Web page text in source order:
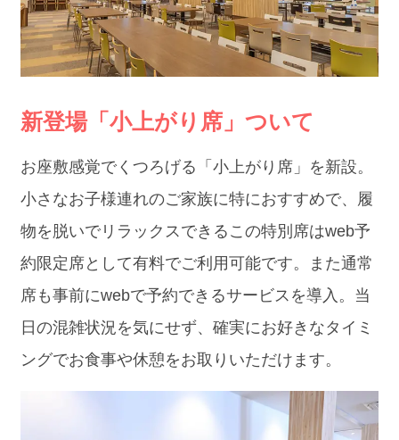
新登場「小上がり席」ついて
お座敷感覚でくつろげる「小上がり席」を新設。
小さなお子様連れのご家族に特におすすめで、履
物を脱いでリラックスできるこの特別席はweb予
約限定席として有料でご利用可能です。また通常
席も事前にwebで予約できるサービスを導入。当
日の混雑状況を気にせず、確実にお好きなタイミ
ングでお食事や休憩をお取りいただけます。